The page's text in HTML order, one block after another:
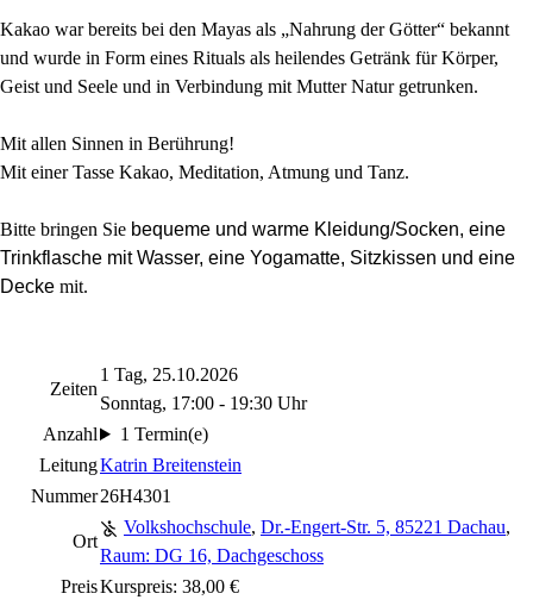
Kakao war bereits bei den Mayas als „Nahrung der Götter“ bekannt
und wurde in Form eines Rituals als heilendes Getränk für Körper,
Geist und Seele und in Verbindung mit Mutter Natur getrunken.
Mit allen Sinnen in Berührung!
Mit einer Tasse Kakao, Meditation, Atmung und Tanz.
Bitte bringen Sie bequeme und warme Kleidung/Socken, eine
Trinkflasche mit Wasser, eine Yogamatte, Sitzkissen und eine
Decke mit.
Zeiten
1 Tag, 25.10.2026
Sonntag, 17:00 - 19:30 Uhr
Anzahl
1 Termin(e)
LeitungKatrin Breitenstein
Nummer26H4301
Ort
Volkshochschule, Dr.-Engert-Str. 5, 85221 Dachau,
Raum: DG 16, Dachgeschoss
PreisKurspreis: 38,00 €